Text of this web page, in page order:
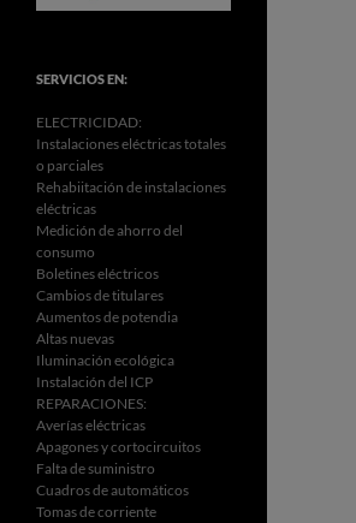
SERVICIOS EN:
ELECTRICIDAD:
Instalaciones eléctricas totales
o parciales
Rehabiitación de instalaciones
eléctricas
Medición de ahorro del
consumo
Boletines eléctricos
Cambios de titulares
Aumentos de potendia
Altas nuevas
Iluminación ecológica
Instalación del ICP
REPARACIONES:
Averías eléctricas
Apagones y cortocircuitos
Falta de suministro
Cuadros de automáticos
Tomas de corriente